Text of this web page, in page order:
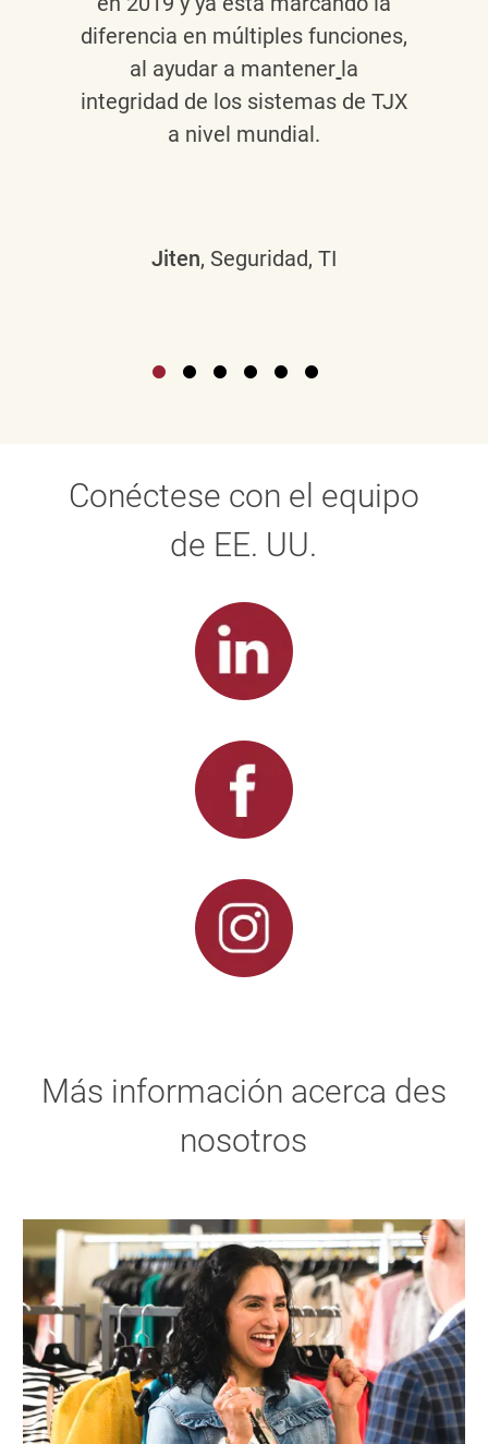
diferencia en múltiples funciones,
al ayudar a mantener la
integridad de los sistemas de TJX
a nivel mundial.
Jiten, Seguridad, TI
Conéctese con el equipo
de EE. UU.
Más información acerca des
nosotros